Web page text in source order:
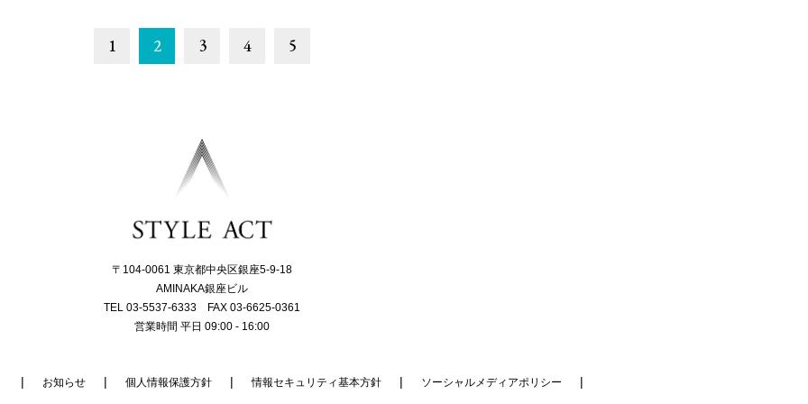
1 2 3 4 5
〒104-0061 東京都中央区銀座5-9-18
AMINAKA銀座ビル
TEL 03-5537-6333 FAX 03-6625-0361
営業時間 平日 09:00 - 16:00
お知らせ 個人情報保護方針 情報セキュリティ基本方針 ソーシャルメディアポリシー